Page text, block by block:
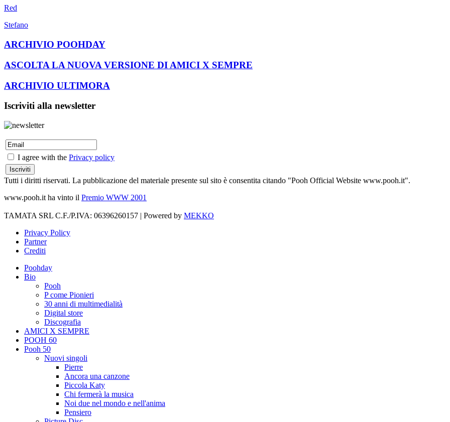
Red
Stefano
ARCHIVIO POOHDAY
ASCOLTA LA NUOVA VERSIONE DI AMICI X SEMPRE
ARCHIVIO ULTIMORA
Iscriviti alla newsletter
I agree with the Privacy policy
Tutti i diritti riservati. La pubblicazione del materiale presente sul sito è consentita citando "Pooh Official Website www.pooh.it".
www.pooh.it ha vinto il Premio WWW 2001
TAMATA SRL C.F./P.IVA: 06396260157 | Powered by MEKKO
Privacy Policy
Partner
Crediti
Poohday
Bio
Pooh
P come Pionieri
30 anni di multimedialità
Digital store
Discografia
AMICI X SEMPRE
POOH 60
Pooh 50
Nuovi singoli
Pierre
Ancora una canzone
Piccola Katy
Chi fermerà la musica
Noi due nel mondo e nell'anima
Pensiero